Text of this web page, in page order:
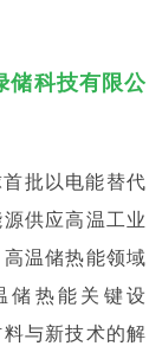
储科技有限公
批以电能替代
供应高温工业
温储热能领域
储热能关键设
与新技术的解